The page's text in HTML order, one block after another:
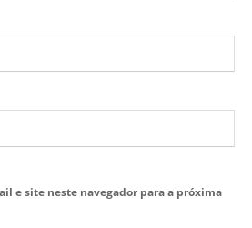
e site neste navegador para a próxima